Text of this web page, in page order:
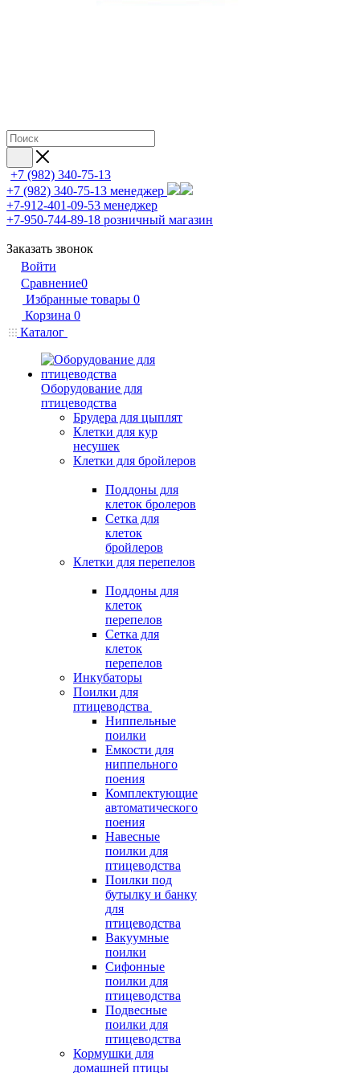
+7 (982) 340-75-13
+7 (982) 340-75-13 менеджер
+7-912-401-09-53 менеджер
+7-950-744-89-18 розничный магазин
Заказать звонок
Войти
Сравнение0
Избранные товары 0
Корзина 0
Каталог
Оборудование для
птицеводства
Брудера для цыплят
Клетки для кур
несушек
Клетки для бройлеров
Поддоны для
клеток бролеров
Сетка для
клеток
бройлеров
Клетки для перепелов
Поддоны для
клеток
перепелов
Сетка для
клеток
перепелов
Инкубаторы
Поилки для
птицеводства
Ниппельные
поилки
Емкости для
ниппельного
поения
Комплектующие
автоматического
поения
Навесные
поилки для
птицеводства
Поилки под
бутылку и банку
для
птицеводства
Вакуумные
поилки
Сифонные
поилки для
птицеводства
Подвесные
поилки для
птицеводства
Кормушки для
домашней птицы